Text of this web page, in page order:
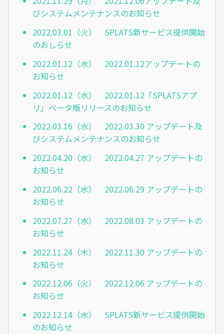
びシステムメンテナンスのお知らせ
2022.03.01（火） SPLATS新サービス提供開始
のおしらせ
2022.01.12（水） 2022.01.12アップデートの
お知らせ
2022.01.12（水） 2022.01.12「SPLATSアプ
リ」ベータ版リリースのお知らせ
2022.03.16（水） 2022.03.30 アップデート及
びシステムメンテナンスのお知らせ
2022.04.20（水） 2022.04.27 アップデートの
お知らせ
2022.06.22（水） 2022.06.29 アップデートの
お知らせ
2022.07.27（水） 2022.08.03 アップデートの
お知らせ
2022.11.24（木） 2022.11.30 アップデートの
お知らせ
2022.12.06（火） 2022.12.06 アップデートの
お知らせ
2022.12.14（水） SPLATS新サービス提供開始
のお知らせ